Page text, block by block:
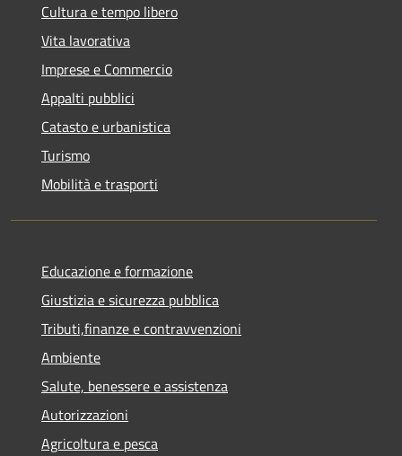
Cultura e tempo libero
Vita lavorativa
Imprese e Commercio
Appalti pubblici
Catasto e urbanistica
Turismo
Mobilità e trasporti
Educazione e formazione
Giustizia e sicurezza pubblica
Tributi,finanze e contravvenzioni
Ambiente
Salute, benessere e assistenza
Autorizzazioni
Agricoltura e pesca